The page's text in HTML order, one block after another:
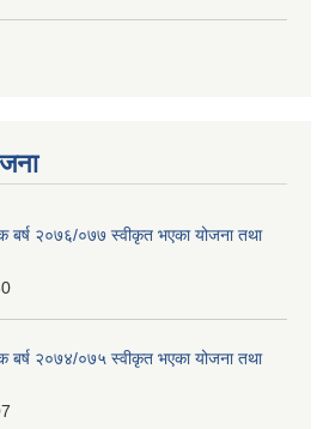
बर्ष २०७६/०७७ स्वीकृत भएका योजना तथा
बर्ष २०७४/०७५ स्वीकृत भएका योजना तथा